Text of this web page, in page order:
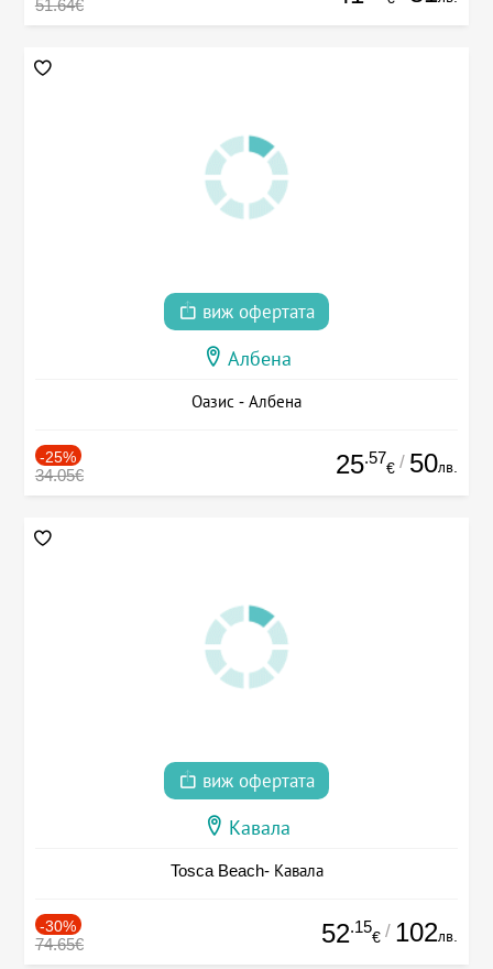
51.64€
виж офертата
Албена
Оазис - Албена
-25%
34.05€ 25.57
€ / 50лв.
виж офертата
Кавала
Tosca Beach- Кавала
-30%
74.65€ 52.15
€ / 102лв.